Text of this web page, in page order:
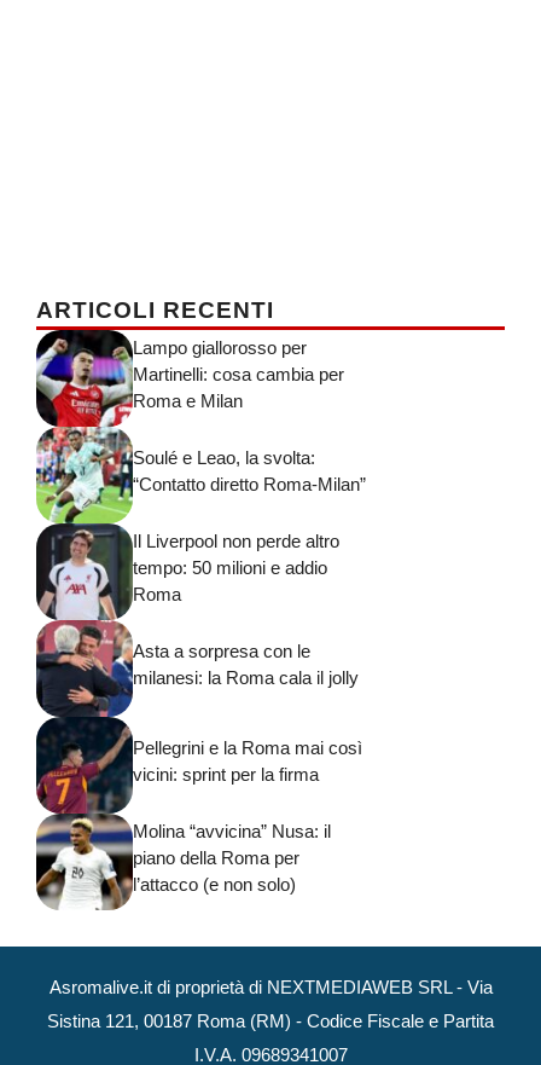
ARTICOLI RECENTI
Lampo giallorosso per
Martinelli: cosa cambia per
Roma e Milan
Soulé e Leao, la svolta:
“Contatto diretto Roma-Milan”
Il Liverpool non perde altro
tempo: 50 milioni e addio
Roma
Asta a sorpresa con le
milanesi: la Roma cala il jolly
Pellegrini e la Roma mai così
vicini: sprint per la firma
Molina “avvicina” Nusa: il
piano della Roma per
l’attacco (e non solo)
Asromalive.it di proprietà di NEXTMEDIAWEB SRL - Via
Sistina 121, 00187 Roma (RM) - Codice Fiscale e Partita
I.V.A. 09689341007